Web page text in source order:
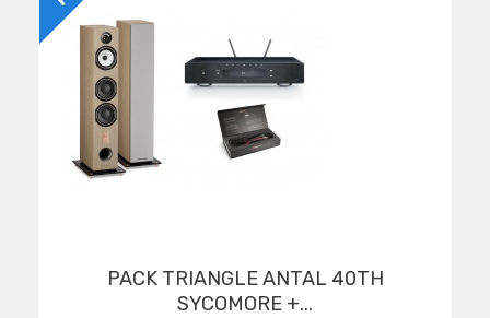
PACK TRIANGLE ANTAL 40TH
SYCOMORE +...